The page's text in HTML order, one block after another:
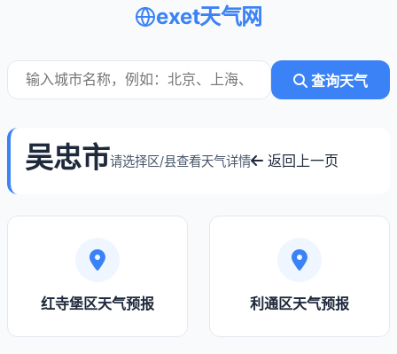
exet天气网
查询天气
吴忠市请选择区/县查看天气详情 返回上一页
红寺堡区天气预报 利通区天气预报